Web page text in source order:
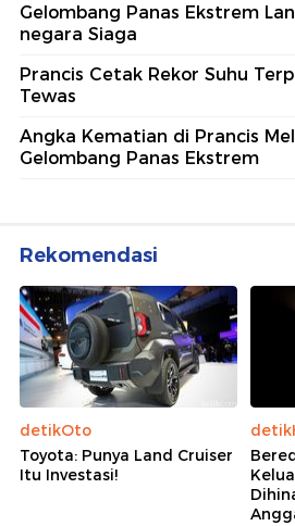
Gelombang Panas Ekstrem
negara Siaga
Prancis Cetak Rekor Suhu
Tewas
Angka Kematian di Prancis
Gelombang Panas Ekstrem
Rekomendasi
detikOto
Toyota: Punya Land Cruiser
Itu Investasi!